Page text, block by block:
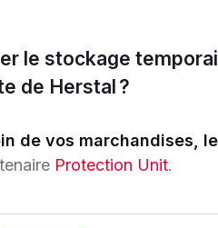
le stockage
de Herstal ?
de vos marchandises,
Protection Unit.